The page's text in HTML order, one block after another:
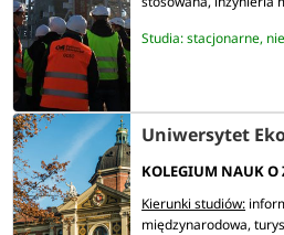
inżynieria wzornictwa
Studia: stacjonarne,
Kierunki studiów:
międzynarodowa